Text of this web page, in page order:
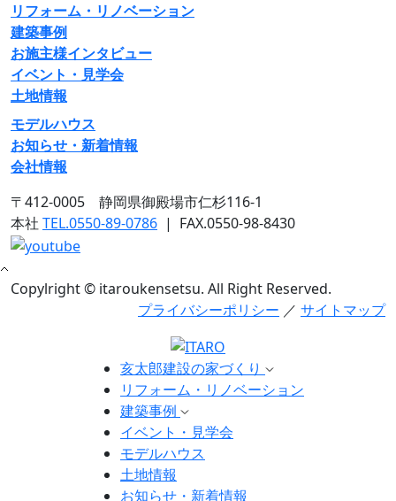
リフォーム・リノベーション
建築事例
お施主様インタビュー
イベント・見学会
土地情報
モデルハウス
お知らせ・新着情報
会社情報
〒412-0005 静岡県御殿場市仁杉116-1
本社TEL.0550-89-0786 | FAX.0550-98-8430
Copylright © itaroukensetsu. All Right Reserved.
プライバシーポリシー ／ サイトマップ
亥太郎建設の家づくり
リフォーム・リノベーション
建築事例
イベント・見学会
モデルハウス
土地情報
お知らせ・新着情報